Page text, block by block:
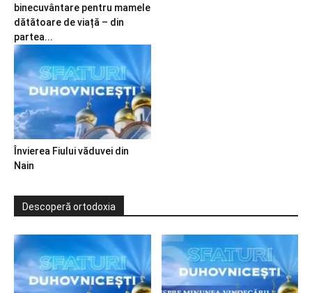
binecuvântare pentru mamele
dătătoare de viață – din
partea...
Învierea Fiului văduvei din
Nain
Descoperă ortodoxia